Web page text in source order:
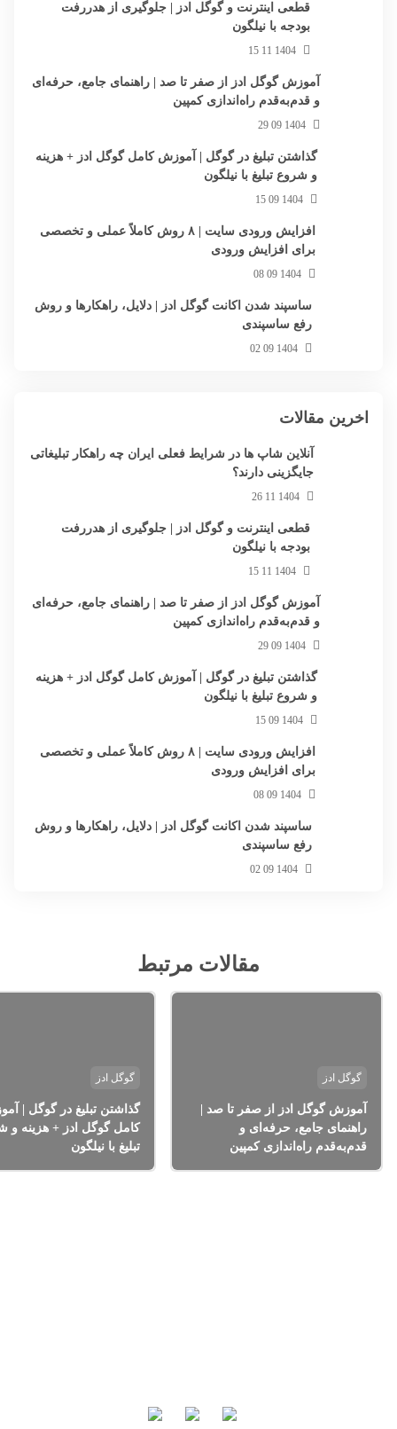
اخرین مقالات
آنلاین شاپ ها در شرایط فعلی ایران چه راهکار تبلیغاتی
جایگزینی دارند؟
1404 11 26
قطعی اینترنت و گوگل ادز | جلوگیری از هدررفت
بودجه با نیلگون
1404 11 15
آموزش گوگل ادز از صفر تا صد | راهنمای جامع، حرفه‌ای
و قدم‌به‌قدم راه‌اندازی کمپین
1404 09 29
گذاشتن تبلیغ در گوگل | آموزش کامل گوگل ادز + هزینه
و شروع تبلیغ با نیلگون
1404 09 15
افزایش ورودی سایت | ۸ روش کاملاً عملی و تخصصی
برای افزایش ورودی
1404 09 08
ساسپند شدن اکانت گوگل ادز | دلایل، راهکارها و روش
رفع ساسپندی
1404 09 02
قطعی اینترنت و گوگل ادز | جلوگیری از هدررفت
بودجه با نیلگون
1404 11 15
آموزش گوگل ادز از صفر تا صد | راهنمای جامع، حرفه‌ای
و قدم‌به‌قدم راه‌اندازی کمپین
1404 09 29
گذاشتن تبلیغ در گوگل | آموزش کامل گوگل ادز + هزینه
و شروع تبلیغ با نیلگون
1404 09 15
افزایش ورودی سایت | ۸ روش کاملاً عملی و تخصصی
برای افزایش ورودی
1404 09 08
ساسپند شدن اکانت گوگل ادز | دلایل، راهکارها و روش
رفع ساسپندی
1404 09 02
مقالات مرتبط
گوگل ادز
آموزش گوگل ادز از صفر تا صد |
راهنمای جامع، حرفه‌ای و
قدم‌به‌قدم راه‌اندازی کمپین
گوگل ادز
گذاشتن تبلیغ در گوگل |
کامل گوگل ادز + هزینه و
تبلیغ با نیلگون